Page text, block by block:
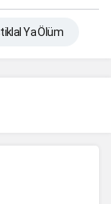
Ya Ölüm